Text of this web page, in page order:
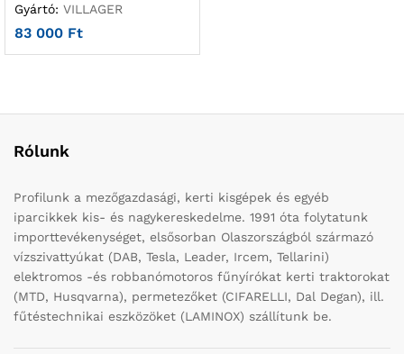
Gyártó: VILLAGER
83 000 Ft
Rólunk
Profilunk a mezőgazdasági, kerti kisgépek és egyéb
iparcikkek kis- és nagykereskedelme. 1991 óta folytatunk
importtevékenységet, elsősorban Olaszországból származó
vízszivattyúkat (DAB, Tesla, Leader, Ircem, Tellarini)
elektromos -és robbanómotoros fűnyírókat kerti traktorokat
(MTD, Husqvarna), permetezőket (CIFARELLI, Dal Degan), ill.
fűtéstechnikai eszközöket (LAMINOX) szállítunk be.